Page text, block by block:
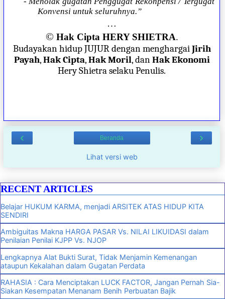
Konvensi untuk seluruhnya.”
…
© Hak Cipta HERY SHIETRA.
Budayakan hidup JUJUR dengan menghargaiJirih
Payah,Hak Cipta,Hak Moril, danHak Ekonomi
Hery Shietra selaku Penulis.
‹ ›
Beranda
Lihat versi web
RECENT ARTICLES
Belajar HUKUM KARMA, menjadi ARSITEK ATAS HIDUP KITA
SENDIRI
Ambiguitas Makna HARGA PASAR Vs. NILAI LIKUIDASI dalam
Penilaian Penilai KJPP Vs. NJOP
Lengkapnya Alat Bukti Surat, Tidak Menjamin Kemenangan
ataupun Kekalahan dalam Gugatan Perdata
RAHASIA : Cara Menciptakan LUCK FACTOR, Jangan Pernah Sia-
Siakan Kesempatan Menanam Benih Perbuatan Bajik